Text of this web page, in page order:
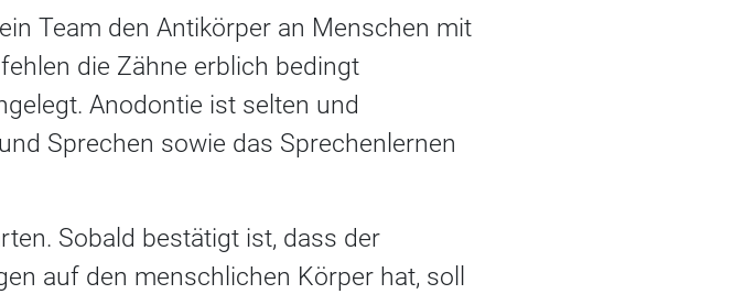
Team den Antikörper an Menschen mit
die Zähne erblich bedingt
Anodontie ist selten und
und Sprechen sowie das Sprechenlernen
Sobald bestätigt ist, dass der
auf den menschlichen Körper hat, soll